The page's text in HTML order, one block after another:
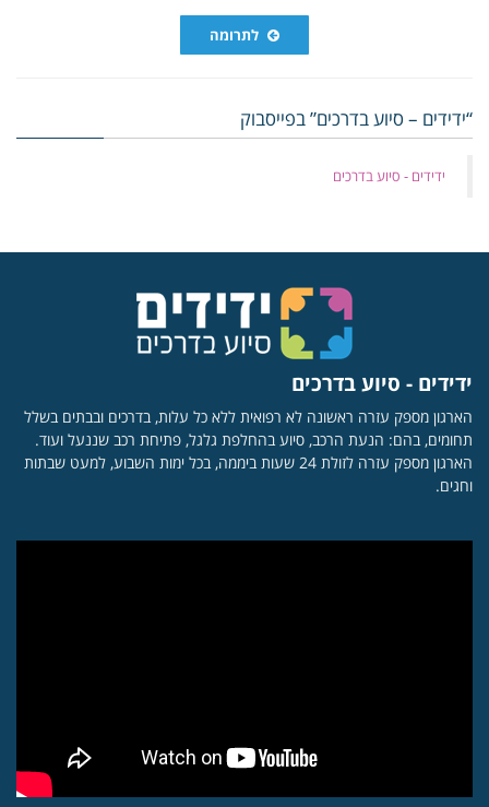
לתרומה
“ידידים – סיוע בדרכים” בפייסבוק
‏ידידים - סיוע בדרכים
ידידים - סיוע בדרכים
הארגון מספק עזרה ראשונה לא רפואית ללא כל עלות, בדרכים ובבתים בשלל
תחומים, בהם: הנעת הרכב, סיוע בהחלפת גלגל, פתיחת רכב שננעל ועוד.
הארגון מספק עזרה לזולת 24 שעות ביממה, בכל ימות השבוע, למעט שבתות
וחגים.